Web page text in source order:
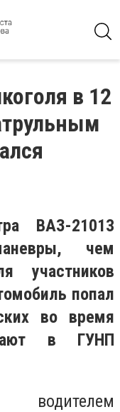
в 12
ВАЗ-21013
чем
участников
попал
во время
в ГУНП